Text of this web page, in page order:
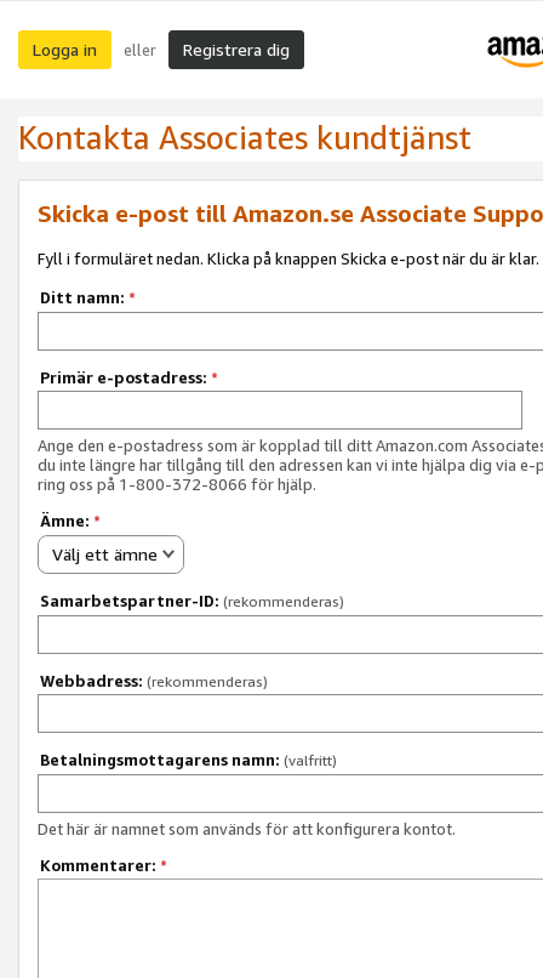
Logga in eller Registrera dig
Kontakta Associates kundtjänst
Skicka e-post till Amazon.se Associate
Fyll i formuläret nedan. Klicka på knappen Skicka e-post när du är klar.
Ditt namn: *
Primär e-postadress: *
Ange den e-postadress som är kopplad till ditt Amazon.com
du inte längre har tillgång till den adressen kan vi inte hjälpa dig via e-
ring oss på 1-800-372-8066 för hjälp.
Ämne: *
Välj ett ämne
Samarbetspartner-ID: (rekommenderas)
Webbadress: (rekommenderas)
Betalningsmottagarens namn: (valfritt)
Det här är namnet som används för att konfigurera kontot.
Kommentarer: *